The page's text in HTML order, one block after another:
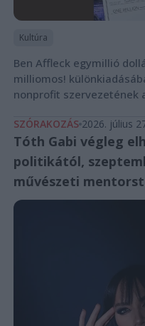
Kultúra
Ben Affleck egymillió
milliomos!
nonprofit szervezetének
SZÓRAKOZÁS 2026. július
Tóth Gabi végleg
politikától,
művészeti